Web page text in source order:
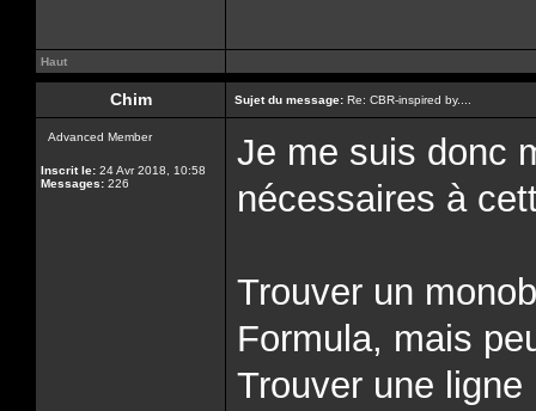
Haut
Chim Sujet du message: Re: CBR-inspired by....
Advanced Member
Inscrit le: 24 Avr 2018, 10:58
Messages: 226
Je me suis donc
nécessaires à
Trouver un
Formula, mais
Trouver une